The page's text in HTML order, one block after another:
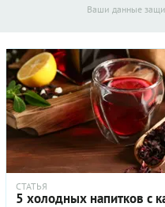
Ваши данные
СТАТЬЯ
5 холодных напитков с